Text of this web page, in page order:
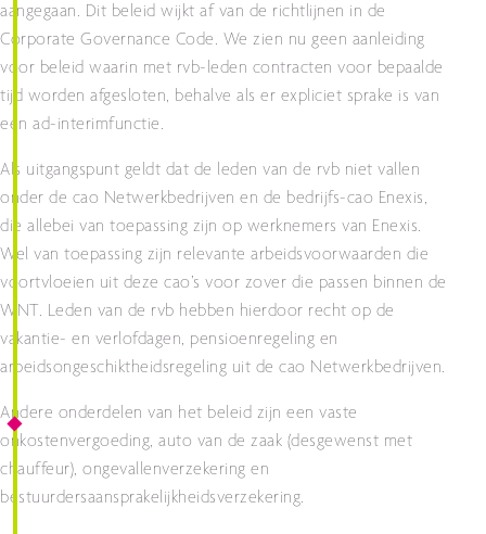
aangegaan. Dit beleid wijkt af van de richtlijnen in de
Corporate Governance Code. We zien nu geen aanleiding
voor beleid waarin met rvb-leden contracten voor bepaalde
tijd worden afgesloten, behalve als er expliciet sprake is van
een ad-interimfunctie.
Als uitgangspunt geldt dat de leden van de rvb niet vallen
onder de cao Netwerkbedrijven en de bedrijfs-cao Enexis,
die allebei van toepassing zijn op werknemers van Enexis.
Wel van toepassing zijn relevante arbeidsvoorwaarden die
voortvloeien uit deze cao’s voor zover die passen binnen de
WNT. Leden van de rvb hebben hierdoor recht op de
vakantie- en verlofdagen, pensioenregeling en
arbeidsongeschiktheidsregeling uit de cao Netwerkbedrijven.
Andere onderdelen van het beleid zijn een vaste
onkostenvergoeding, auto van de zaak (desgewenst met
chauffeur), ongevallenverzekering en
bestuurdersaansprakelijkheidsverzekering.